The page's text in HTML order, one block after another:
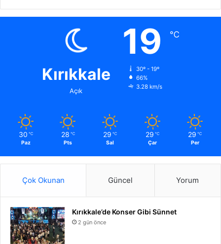
Kırıkkale
Açık
19 ℃
30º - 19º
66%
3.28 km/s
30 ℃
Paz
28 ℃
Pts
29 ℃
Sal
29 ℃
Çar
29 ℃
Per
Çok Okunan Güncel Yorum
Kırıkkale’de Konser Gibi Sünnet
2 gün önce